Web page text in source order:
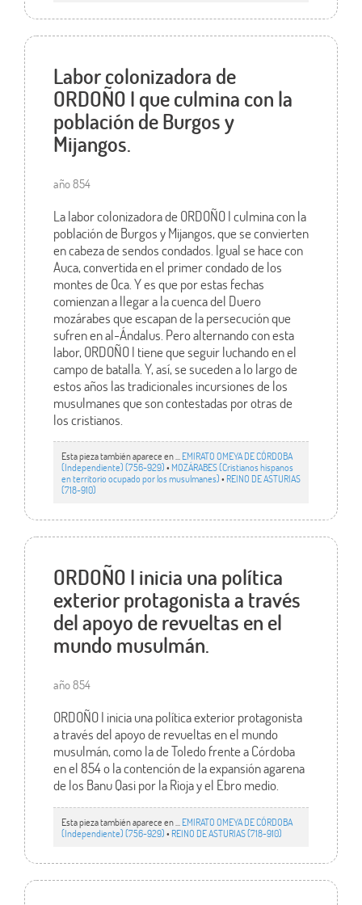
Labor colonizadora de
ORDOÑO I que culmina con la
población de Burgos y
Mijangos.
año 854
La labor colonizadora de ORDOÑO I culmina con la
población de Burgos y Mijangos, que se convierten
en cabeza de sendos condados. Igual se hace con
Auca, convertida en el primer condado de los
montes de Oca. Y es que por estas fechas
comienzan a llegar a la cuenca del Duero
mozárabes que escapan de la persecución que
sufren en al-Ándalus. Pero alternando con esta
labor, ORDOÑO I tiene que seguir luchando en el
campo de batalla. Y, así, se suceden a lo largo de
estos años las tradicionales incursiones de los
musulmanes que son contestadas por otras de
los cristianos.
Esta pieza también aparece en ... EMIRATO OMEYA DE CÓRDOBA
(Independiente) (756-929)• MOZÁRABES (Cristianos hispanos
en territorio ocupado por los musulmanes)• REINO DE ASTURIAS
(718-910)
ORDOÑO I inicia una política
exterior protagonista a través
del apoyo de revueltas en el
mundo musulmán.
año 854
ORDOÑO I inicia una política exterior protagonista
a través del apoyo de revueltas en el mundo
musulmán, como la de Toledo frente a Córdoba
en el 854 o la contención de la expansión agarena
de los Banu Qasi por la Rioja y el Ebro medio.
Esta pieza también aparece en ... EMIRATO OMEYA DE CÓRDOBA
(Independiente) (756-929)• REINO DE ASTURIAS (718-910)